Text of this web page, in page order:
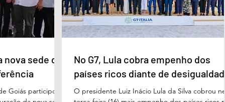
sede da
Goiás participou,
No G7, Lula cobra empenho dos
países ricos diante de
O presidente Luiz Inácio Lula da Silva cobrou